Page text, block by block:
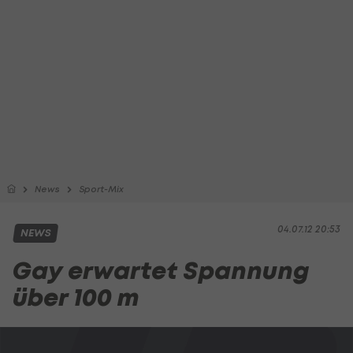
News Sport-Mix
04.07.12 20:53
NEWS
Gay erwartet Spannung
über 100 m